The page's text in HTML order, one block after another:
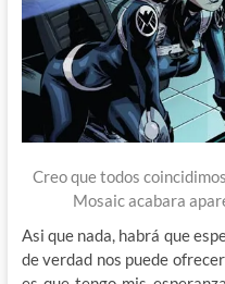
Creo que todos
Mosaic acabara
Asi que nada, habrá que
de verdad nos puede